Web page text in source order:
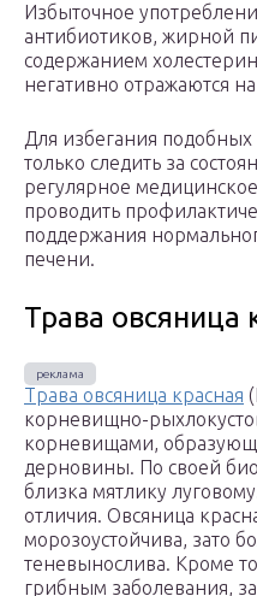
Избыточное
антибиотиков, жирной
содержанием
негативно отражаются
Для избегания
только следить за
регулярное
проводить
поддержания
печени.
Трава овсяница
Трава овсяница красная
корневищно-
корневищами,
дерновины. По своей
близка мятлику
отличия. Овсяница
морозоустойчива, зато
теневынослива. Кроме
грибным заболевания,